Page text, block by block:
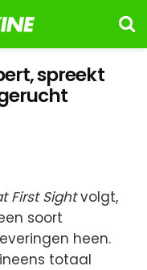
spreekt
First Sightvolgt,
soort
heen.
totaal